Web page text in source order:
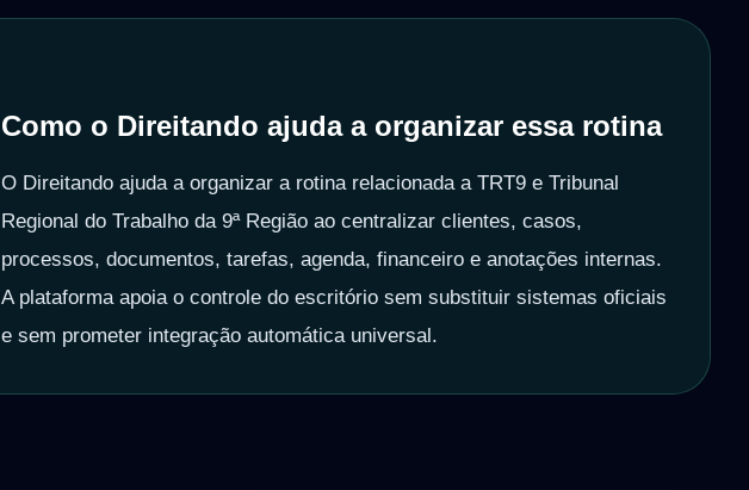
Como o Direitando ajuda a organizar essa rotina
O Direitando ajuda a organizar a rotina relacionada a TRT9 e Tribunal
Regional do Trabalho da 9ª Região ao centralizar clientes, casos,
processos, documentos, tarefas, agenda, financeiro e anotações internas.
A plataforma apoia o controle do escritório sem substituir sistemas oficiais
e sem prometer integração automática universal.